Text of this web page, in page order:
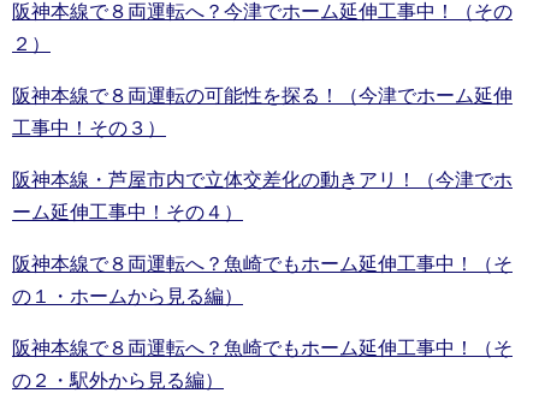
阪神本線で８両運転へ？今津でホーム延伸工事中！（その
２）
阪神本線で８両運転の可能性を探る！（今津でホーム延伸
工事中！その３）
阪神本線・芦屋市内で立体交差化の動きアリ！（今津でホ
ーム延伸工事中！その４）
阪神本線で８両運転へ？魚崎でもホーム延伸工事中！（そ
の１・ホームから見る編）
阪神本線で８両運転へ？魚崎でもホーム延伸工事中！（そ
の２・駅外から見る編）